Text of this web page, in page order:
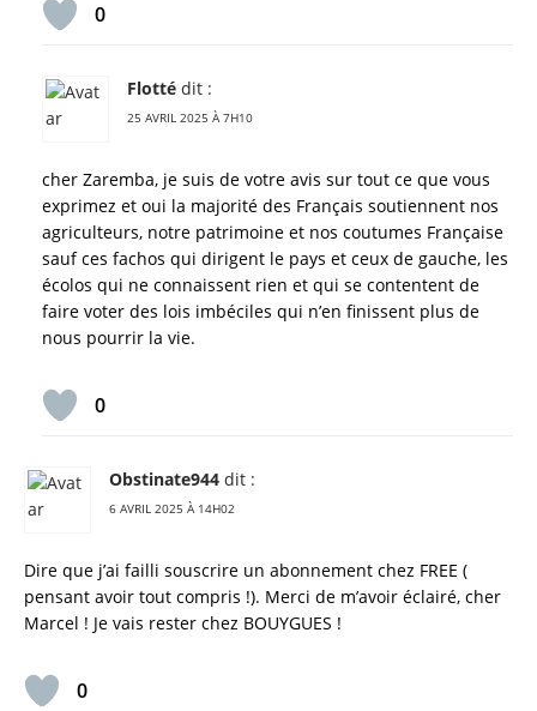
0
Flotté dit :
25 AVRIL 2025 À 7H10
cher Zaremba, je suis de votre avis sur tout ce que vous
exprimez et oui la majorité des Français soutiennent nos
agriculteurs, notre patrimoine et nos coutumes Française
sauf ces fachos qui dirigent le pays et ceux de gauche, les
écolos qui ne connaissent rien et qui se contentent de
faire voter des lois imbéciles qui n’en finissent plus de
nous pourrir la vie.
0
Obstinate944 dit :
6 AVRIL 2025 À 14H02
Dire que j’ai failli souscrire un abonnement chez FREE (
pensant avoir tout compris !). Merci de m’avoir éclairé, cher
Marcel ! Je vais rester chez BOUYGUES !
0